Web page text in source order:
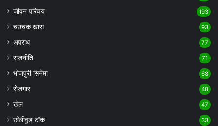
जीवन परिचय 193
चउचक खास 93
अपराध 77
राजनीति 71
भोजपुरी सिनेमा 68
रोजगार 48
खेल 47
छॉलीवुड टॉक 33